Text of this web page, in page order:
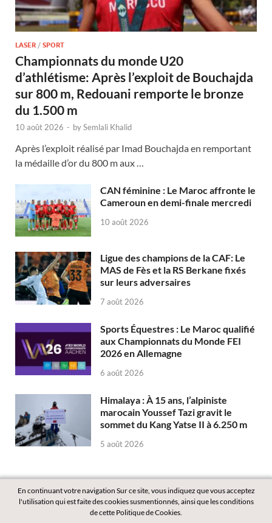
LASER / SPORT
Championnats du monde U20
d’athlétisme: Après l’exploit de Bouchajda
sur 800 m, Redouani remporte le bronze
du 1.500 m
10 août 2026 - bySemlali Khalid
Après l’exploit réalisé par Imad Bouchajda en remportant
la médaille d’or du 800 m aux …
CAN féminine : Le Maroc affronte le
Cameroun en demi-finale mercredi
10 août 2026
Ligue des champions de la CAF: Le
MAS de Fès et la RS Berkane fixés
sur leurs adversaires
7 août 2026
Sports Équestres : Le Maroc qualifié
aux Championnats du Monde FEI
2026 en Allemagne
6 août 2026
Himalaya : À 15 ans, l’alpiniste
marocain Youssef Tazi gravit le
sommet du Kang Yatse II à 6.250 m
5 août 2026
En continuant votre navigation Sur ce site, vous indiquez que vous acceptez
l'utilisation qui est faite des cookies susmentionnés, ainsi que les conditions
de cette Politique de Cookies.